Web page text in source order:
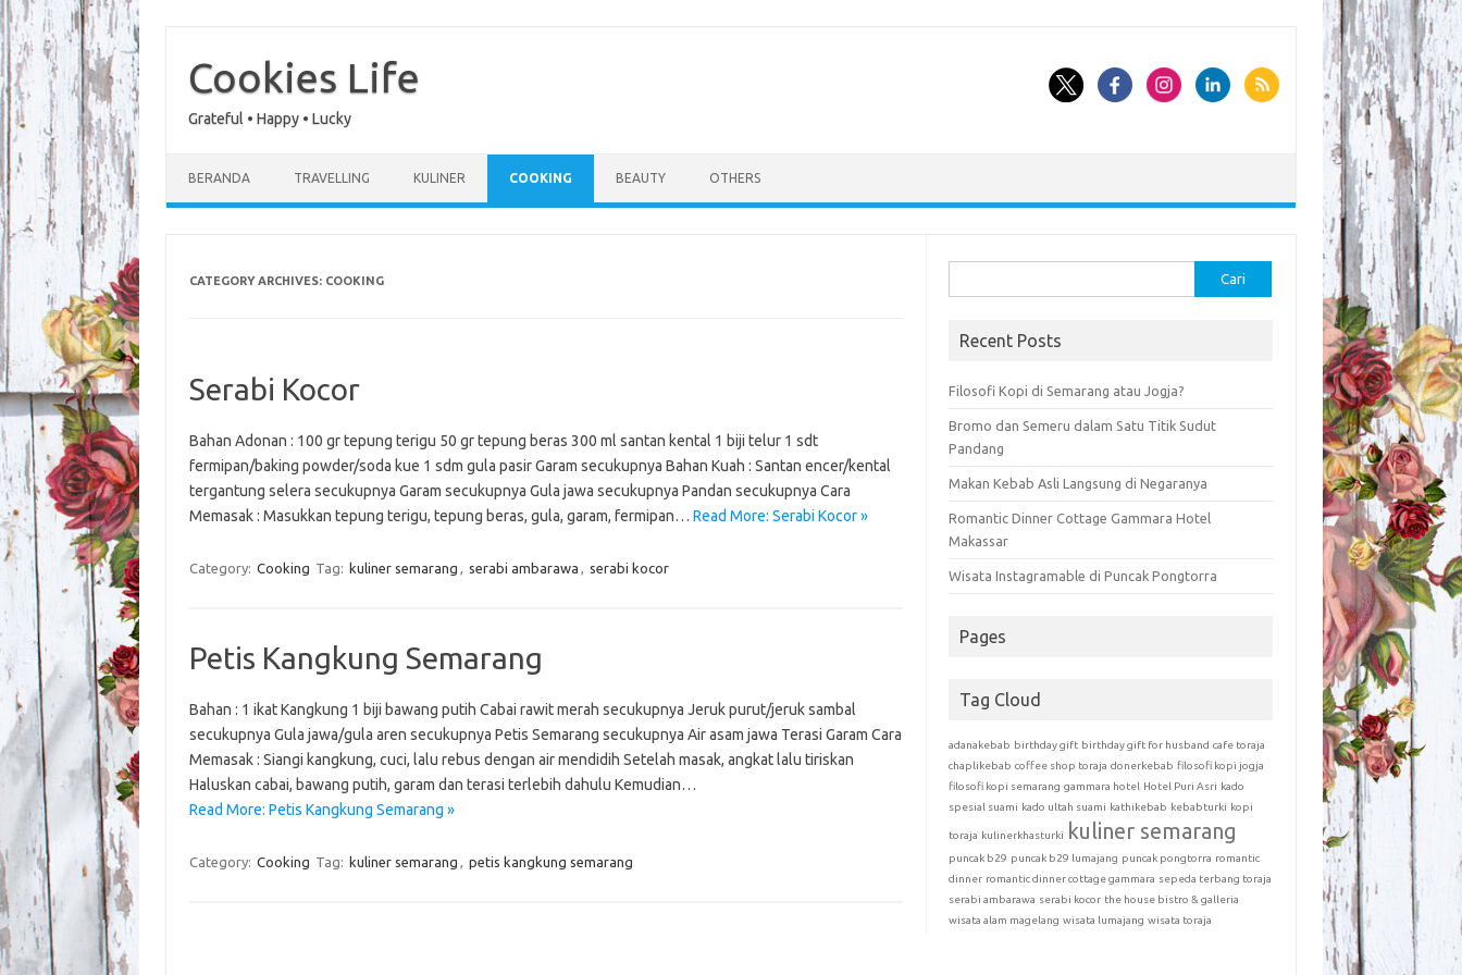
content
Cookies Life
Grateful • Happy • Lucky
BERANDA TRAVELLING KULINER COOKING BEAUTY OTHERS
CATEGORY ARCHIVES: COOKING
Serabi Kocor
Bahan Adonan : 100 gr tepung terigu 50 gr tepung beras 300 ml santan kental 1 biji telur 1 sdt
fermipan/baking powder/soda kue 1 sdm gula pasir Garam secukupnya Bahan Kuah : Santan encer/kental
tergantung selera secukupnya Garam secukupnya Gula jawa secukupnya Pandan secukupnya Cara
Memasak : Masukkan tepung terigu, tepung beras, gula, garam, fermipan… Read More: Serabi Kocor »
Category: Cooking Tag: kuliner semarang , serabi ambarawa , serabi kocor
Petis Kangkung Semarang
Bahan : 1 ikat Kangkung 1 biji bawang putih Cabai rawit merah secukupnya Jeruk purut/jeruk sambal
secukupnya Gula jawa/gula aren secukupnya Petis Semarang secukupnya Air asam jawa Terasi Garam Cara
Memasak : Siangi kangkung, cuci, lalu rebus dengan air mendidih Setelah masak, angkat lalu tiriskan
Haluskan cabai, bawang putih, garam dan terasi terlebih dahulu Kemudian…
Read More: Petis Kangkung Semarang »
Category: Cooking Tag: kuliner semarang , petis kangkung semarang
untuk:
Recent Posts
Filosofi Kopi di Semarang atau Jogja?
Bromo dan Semeru dalam Satu Titik Sudut
Pandang
Makan Kebab Asli Langsung di Negaranya
Romantic Dinner Cottage Gammara Hotel
Makassar
Wisata Instagramable di Puncak Pongtorra
Pages
Tag Cloud
adanakebab birthday gift birthday gift for husband cafe toraja
chaplikebab coffee shop toraja donerkebab filosofi kopi jogja
filosofi kopi semarang gammara hotel Hotel Puri Asri kado
spesial suami kado ultah suami kathikebab kebabturki kopi
toraja kulinerkhasturki kuliner semarang
puncak b29 puncak b29 lumajang puncak pongtorra romantic
dinner romantic dinner cottage gammara sepeda terbang toraja
serabi ambarawa serabi kocor the house bistro & galleria
wisata alam magelang wisata lumajang wisata toraja